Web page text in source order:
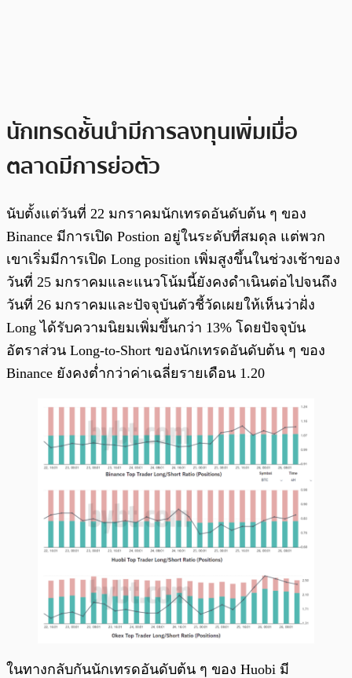
นักเทรดชั้นนำมีการลงทุนเพิ่มเมื่อ
ตลาดมีการย่อตัว
นับตั้งแต่วันที่ 22 มกราคมนักเทรดอันดับต้น ๆ ของ
Binance มีการเปิด Postion อยู่ในระดับที่สมดุล แต่พวก
เขาเริ่มมีการเปิด Long position เพิ่มสูงขึ้นในช่วงเช้าของ
วันที่ 25 มกราคมและแนวโน้มนี้ยังคงดำเนินต่อไปจนถึง
วันที่ 26 มกราคมและปัจจุบันตัวชี้วัดเผยให้เห็นว่าฝั่ง
Long ได้รับความนิยมเพิ่มขึ้นกว่า 13% โดยปัจจุบัน
อัตราส่วน Long-to-Short ของนักเทรดอันดับต้น ๆ ของ
Binance ยังคงต่ำกว่าค่าเฉลี่ยรายเดือน 1.20
ในทางกลับกันนักเทรดอันดับต้น ๆ ของ Huobi มี